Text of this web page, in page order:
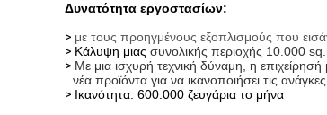
Δυνατότητα εργοστασίων:
> με τους προηγμένους εξοπλισμούς που
> Κάλυψη μιας συνολικής περιοχής 10.000
> Με μια ισχυρή τεχνική δύναμη, η επιχείρησή
νέα προϊόντα για να ικανοποιήσει τις
> Ικανότητα: 600.000 ζευγάρια το μήνα